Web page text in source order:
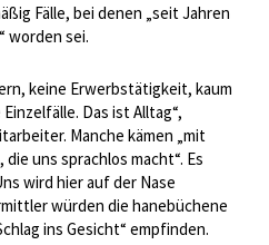
Fälle, bei denen „seit Jahren
worden sei.
keine Erwerbstätigkeit, kaum
Das ist Alltag“,
Manche kämen „mit
uns sprachlos macht“. Es
wird hier auf der Nase
würden die hanebüchene
ins Gesicht“ empfinden.